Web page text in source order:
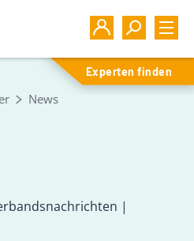
Experten finden
News
|